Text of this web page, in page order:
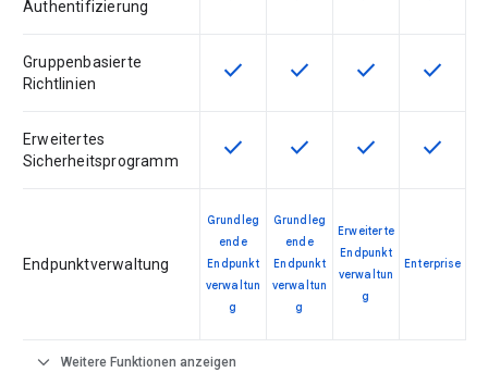
Authentifizierung
Gruppenbasierte
Richtlinien
Diese Funktion ist für die
check Diese Funktion ist für die
check Diese Funktion
check Diese
check
Erweitertes
Sicherheitsprogramm
Diese Funktion ist für die
check Diese Funktion ist für die
check Diese Funktion
check Diese
check
Endpunktverwaltung
Grundleg
ende
Endpunkt
verwaltun
g
Grundleg
ende
Endpunkt
verwaltun
g
Erweiterte
Endpunkt
verwaltun
g
Enterprise
expand_more Weitere Funktionen anzeigen